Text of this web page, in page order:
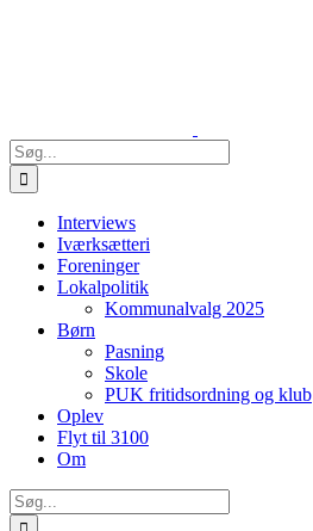
Søg
efter:
Interviews
Iværksætteri
Foreninger
Lokalpolitik
Kommunalvalg 2025
Børn
Pasning
Skole
PUK fritidsordning og klub
Oplev
Flyt til 3100
Om
Søg
efter: